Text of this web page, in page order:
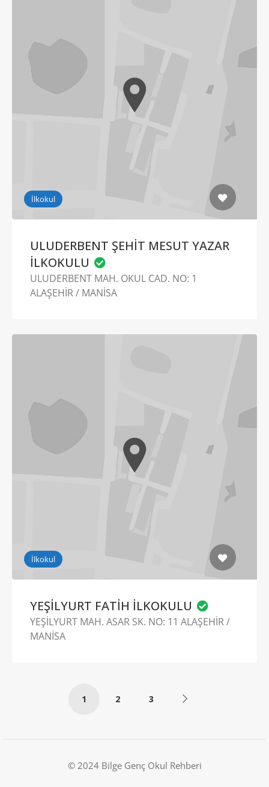
İlkokul
ULUDERBENT ŞEHİT MESUT YAZAR
İLKOKULU
ULUDERBENT MAH. OKUL CAD. NO: 1
ALAŞEHİR / MANİSA
İlkokul
YEŞİLYURT FATİH İLKOKULU
YEŞİLYURT MAH. ASAR SK. NO: 11 ALAŞEHİR /
MANİSA
1 2 3
© 2024 Bilge Genç Okul Rehberi